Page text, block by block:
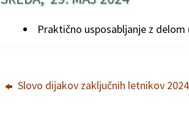
Praktično usposabljanje z
Slovo dijakov zaključnih letnikov 2024